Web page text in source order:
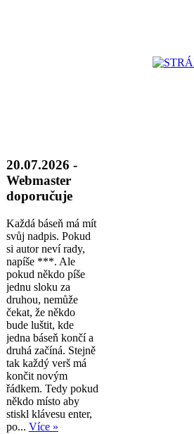
20.07.2026 -
Webmaster
doporučuje
Každá báseň má mít
svůj nadpis. Pokud
si autor neví rady,
napíše ***. Ale
pokud někdo píše
jednu sloku za
druhou, nemůže
čekat, že někdo
bude luštit, kde
jedna báseň končí a
druhá začíná. Stejně
tak každý verš má
končit novým
řádkem. Tedy pokud
někdo místo aby
stiskl klávesu enter,
po... Více »